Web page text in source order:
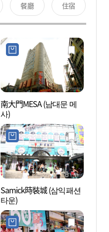
餐廳 住宿
南大門MESA (남대문 메
사)
Samick時裝城 (삼익패션
타운)